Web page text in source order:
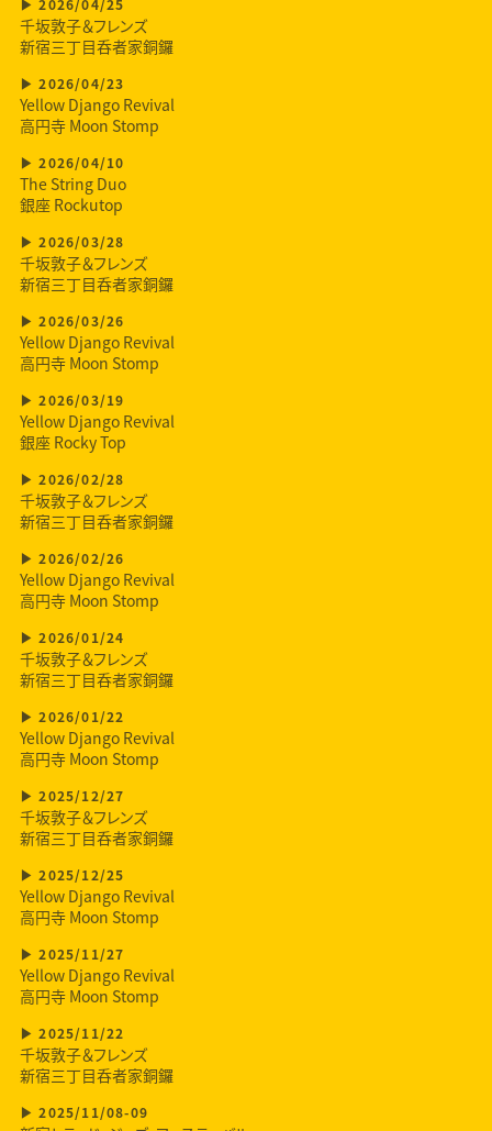
2026/04/25
千坂敦子＆フレンズ
新宿三丁目呑者家銅鑼
2026/04/23
Yellow Django Revival
高円寺 Moon Stomp
2026/04/10
The String Duo
銀座 Rockutop
2026/03/28
千坂敦子＆フレンズ
新宿三丁目呑者家銅鑼
2026/03/26
Yellow Django Revival
高円寺 Moon Stomp
2026/03/19
Yellow Django Revival
銀座 Rocky Top
2026/02/28
千坂敦子＆フレンズ
新宿三丁目呑者家銅鑼
2026/02/26
Yellow Django Revival
高円寺 Moon Stomp
2026/01/24
千坂敦子＆フレンズ
新宿三丁目呑者家銅鑼
2026/01/22
Yellow Django Revival
高円寺 Moon Stomp
2025/12/27
千坂敦子＆フレンズ
新宿三丁目呑者家銅鑼
2025/12/25
Yellow Django Revival
高円寺 Moon Stomp
2025/11/27
Yellow Django Revival
高円寺 Moon Stomp
2025/11/22
千坂敦子＆フレンズ
新宿三丁目呑者家銅鑼
2025/11/08-09